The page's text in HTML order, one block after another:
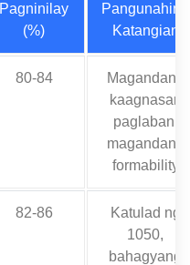
Pagninilay
(%)
Pangunahing
Katangian
80-84
Magandang
kaagnasan
paglaban,
magandang
formability
82-86
Katulad ng
1050,
bahagyang